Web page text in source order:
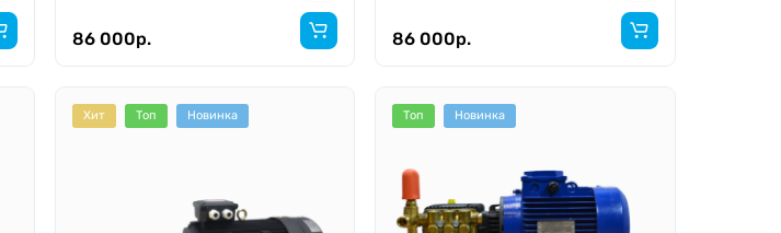
86 000р. 86 000р.
Хит Топ Новинка Топ Новинка